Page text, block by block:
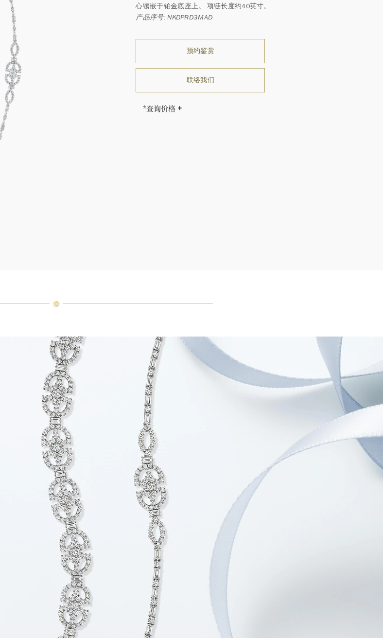
心镶嵌于铂金底座上。 项链长度约40英寸。
产品序号: NKDPRD3MAD
预约鉴赏
联络我们
*查询价格